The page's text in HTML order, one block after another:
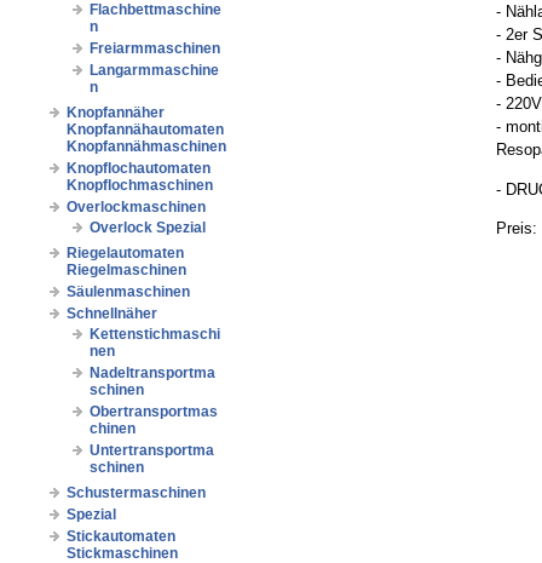
Flachbettmaschine
n
Freiarmmaschinen
Langarmmaschine
n
Knopfannäher
Knopfannähautomaten
Knopfannähmaschinen
Knopflochautomaten
Knopflochmaschinen
Overlockmaschinen
Overlock Spezial
Riegelautomaten
Riegelmaschinen
Säulenmaschinen
Schnellnäher
Kettenstichmaschi
nen
Nadeltransportma
schinen
Obertransportmas
chinen
Untertransportma
schinen
Schustermaschinen
Spezial
Stickautomaten
Stickmaschinen
-
- 2er
-
-
-
-
-
Preis: